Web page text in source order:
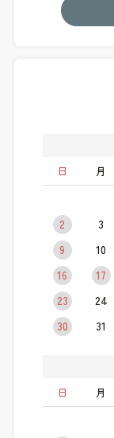
日
月
2
3
9
10
16
17
23
24
30
31
日
月